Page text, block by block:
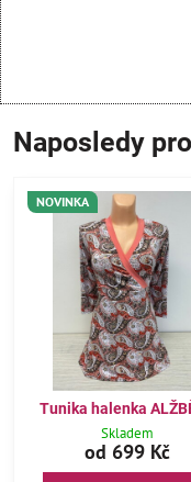
Naposledy
NOVINKA
Tunika halenka
Skladem
od 699 Kč